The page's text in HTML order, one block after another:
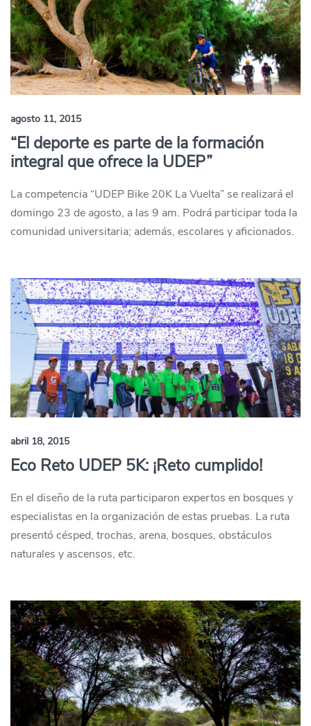
agosto 11, 2015
“El deporte es parte de la formación
integral que ofrece la UDEP”
La competencia “UDEP Bike 20K La Vuelta” se realizará el
domingo 23 de agosto, a las 9 am. Podrá participar toda la
comunidad universitaria; además, escolares y aficionados.
abril 18, 2015
Eco Reto UDEP 5K: ¡Reto cumplido!
En el diseño de la ruta participaron expertos en bosques y
especialistas en la organización de estas pruebas. La ruta
presentó césped, trochas, arena, bosques, obstáculos
naturales y ascensos, etc.